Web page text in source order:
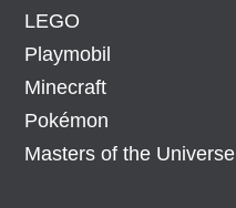
LEGO
Playmobil
Minecraft
Pokémon
Masters of the Universe